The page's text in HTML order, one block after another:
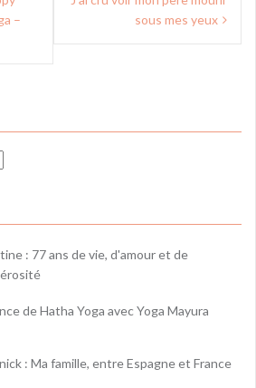
–
sous mes yeux
: 77 ans de vie, d'amour et de
de Hatha Yoga avec Yoga Mayura
: Ma famille, entre Espagne et France